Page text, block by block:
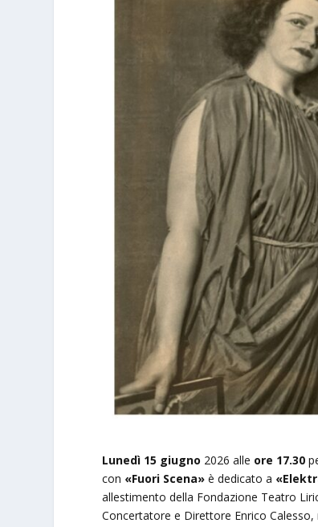
Lunedì 15 giugno 2026 alle ore 17.30
con «Fuori Scena» è dedicato a
allestimento della Fondazione Teatro
Concertatore e Direttore Enrico